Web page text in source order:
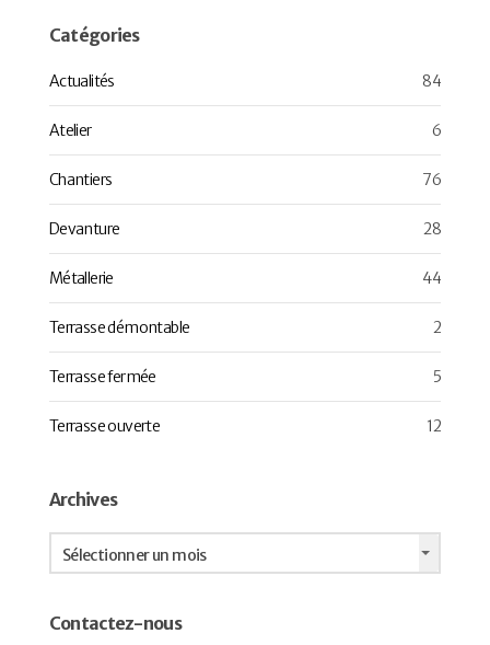
Catégories
Actualités 84
Atelier 6
Chantiers 76
Devanture 28
Métallerie 44
Terrasse démontable 2
Terrasse fermée 5
Terrasse ouverte 12
Archives
Archives
Sélectionner un mois
Contactez-nous